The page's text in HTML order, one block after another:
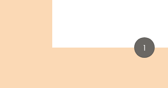
1